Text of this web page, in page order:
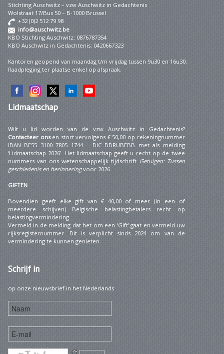
Stichting Auschwitz – vzw Auschwitz in Gedachtenis
Wolstraat 17/Bus 50 – B-1000 Brussel
+32 (0)2 512 79 98
info@auschwitz.be
KBO Stichting Auschwitz: 0876787354
KBO Auschwitz in Gedachtenis: 0420667323
Kantoren geopend van maandag t/m vrijdag tussen 9u30 en 16u30.
Raadpleging ter plaatse enkel op afspraak.
Lidmaatschap
Wilt u lid worden van de vzw Auschwitz in Gedachtenis?
Contacteer onsen stort vervolgens € 50,00 op rekeningnummer
IBAN BE55 3100 7805 1744 – BIC BBRUBEBB met als melding
‘Lidmaatschap 2026’. Het lidmaatschap geeft u recht op de twee
nummers van ons wetenschappelijk tijdschrift Getuigen: Tussen
geschiedenis en herinneringvoor 2026.
GIFTEN
Bovendien geeft elke gift van € 40,00 of meer (in een of
meerdere schijven) Belgische belastingbetalers recht op
belastingvermindering.
Vermeld in de melding dat het om een ‘Gift’ gaat en vermeld uw
rijksregisternummer. Dit is verplicht sinds 2024 om van de
vermindering te kunnen genieten.
Schrijfin
op onze nieuwsbrief in het Nederlands